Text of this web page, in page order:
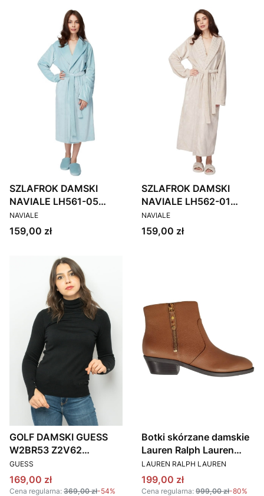
SZLAFROK DAMSKI
NAVIALE LH561-05
MIĘTOWY
PRODUCENT
NAVIALE
Cena
159,00 zł
SZLAFROK DAMSKI
NAVIALE LH562-01
BEŻOWY
PRODUCENT
NAVIALE
Cena
159,00 zł
GOLF DAMSKI GUESS
W2BR53 Z2V62
CZARNY
PRODUCENT
GUESS
Cena promocyjna
169,00 zł
Cena regularna: 369,00 zł-54%
Botki skórzane damskie
Lauren Ralph Lauren
802796914002 brązowy
PRODUCENT
LAUREN RALPH LAUREN
Cena promocyjna
199,00 zł
Cena regularna: 999,00 zł-80%